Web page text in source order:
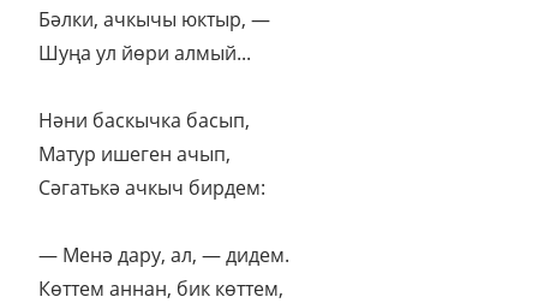
Бәлки, ачкычы юктыр, —
Шуңа ул йөри алмый...
Нәни баскычка басып,
Матур ишеген ачып,
Сәгатькә ачкыч бирдем:
— Менә дару, ал, — дидем.
Көттем аннан, бик көттем,